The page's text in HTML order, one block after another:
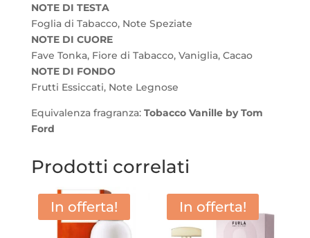
NOTE DI TESTA
Foglia di Tabacco, Note Speziate
NOTE DI CUORE
Fave Tonka, Fiore di Tabacco, Vaniglia, Cacao
NOTE DI FONDO
Frutti Essiccati, Note Legnose
Equivalenza fragranza: Tobacco Vanille by Tom
Ford
Prodotti correlati
In offerta! In offerta!